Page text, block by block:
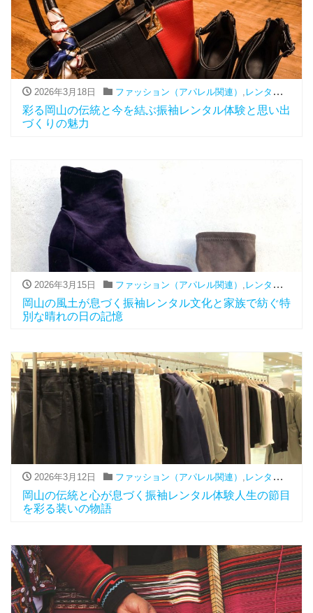
2026年3月18日 ファッション（アパレル関連） レンタル ,
彩る岡山の伝統と今を結ぶ振袖レンタル体験と思い出
づくりの魅力
2026年3月15日 ファッション（アパレル関連） レンタル ,
岡山の風土が息づく振袖レンタル文化と家族で紡ぐ特
別な晴れの日の記憶
2026年3月12日 ファッション（アパレル関連） , レンタル ,
岡山の伝統と心が息づく振袖レンタル体験人生の節目
を彩る装いの物語